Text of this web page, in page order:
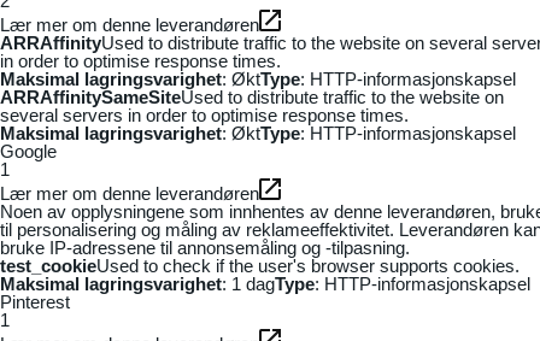
Lær mer om denne leverandøren
ARRAffinityUsed to distribute traffic to the website on several
in order to optimise response times.
Maksimal lagringsvarighet: ØktType: HTTP-informasjonskapsel
ARRAffinitySameSiteUsed to distribute traffic to the website on
several servers in order to optimise response times.
Maksimal lagringsvarighet: ØktType: HTTP-informasjonskapsel
Google
1
Lær mer om denne leverandøren
Noen av opplysningene som innhentes av denne leverandøren,
til personalisering og måling av reklameeffektivitet. Leverandøren
bruke IP-adressene til annonsemåling og -tilpasning.
test_cookieUsed to check if the user's browser supports cookies.
Maksimal lagringsvarighet: 1 dagType: HTTP-informasjonskapsel
Pinterest
1